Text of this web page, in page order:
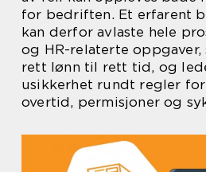
for bedriften. Et erfarent
kan derfor avlaste hele
og HR-relaterte oppgaver,
rett lønn til rett tid, og
usikkerhet rundt regler
overtid, permisjoner og